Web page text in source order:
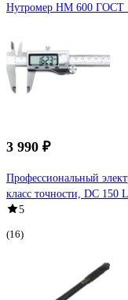
Нутромер НМ 600 ГОСТ
3 990 ₽
Профессиональный
класс точности, DC 150
5
(16)